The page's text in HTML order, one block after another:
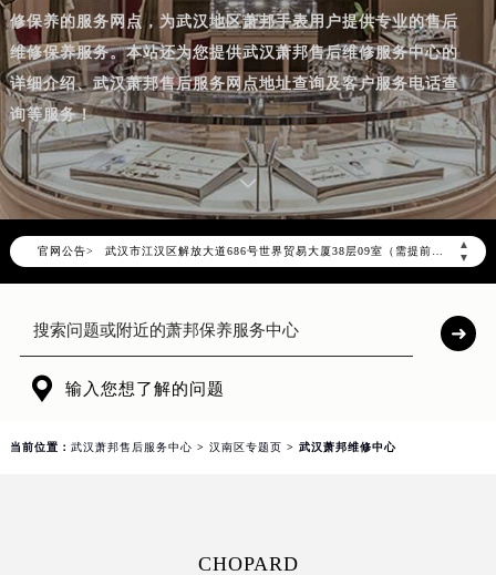
修保养的服务网点，为武汉地区萧邦手表用户提供专业的售后
维修保养服务。本站还为您提供武汉萧邦售后维修服务中心的
详细介绍、武汉萧邦售后服务网点地址查询及客户服务电话查
询等服务！
官网公告>
▲
▼
2026年7月萧邦武汉市售后服务网络优化升级公告
武汉市江汉区解放大道686号世界贸易大厦38层09室（需提前预约）
节假日正常营业！
 输入您想了解的问题
当前位置： 武汉萧邦售后服务中心 > 汉南区专题页 > 武汉萧邦维修中心
CHOPARD